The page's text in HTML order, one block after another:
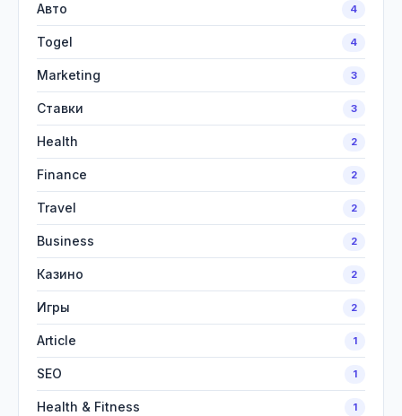
Авто 4
Togel 4
Marketing 3
Ставки 3
Health 2
Finance 2
Travel 2
Business 2
Казино 2
Игры 2
Article 1
SEO 1
Health & Fitness 1